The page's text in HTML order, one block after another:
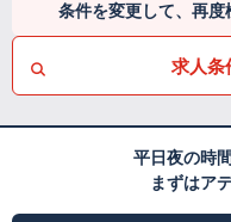
条件を変更して、再度
求人条
平日夜の時
まずはア